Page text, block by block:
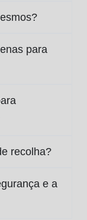
para
recolha?
e a